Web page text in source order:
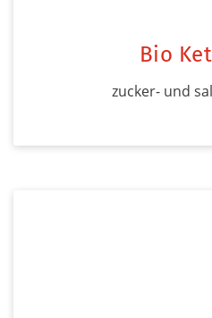
Bio
zucker- und